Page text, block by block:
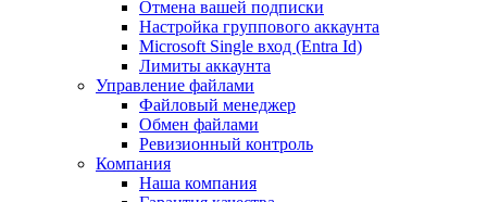
Отмена вашей подписки
Настройка группового аккаунта
Microsoft Single вход (Entra Id)
Лимиты аккаунта
Управление файлами
Файловый менеджер
Обмен файлами
Ревизионный контроль
Компания
Наша компания